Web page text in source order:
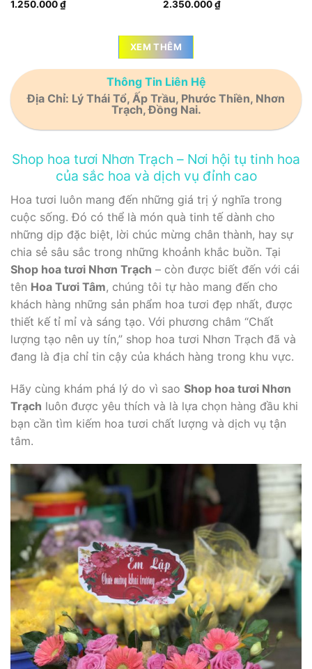
1.250.000₫ 2.350.000₫
XEM THÊM
Thông Tin Liên Hệ
Địa Chỉ: Lý Thái Tổ, Ấp Trầu, Phước Thiền, Nhơn
Trạch, Đồng Nai.
Shop hoa tươi Nhơn Trạch – Nơi hội tụ tinh hoa
của sắc hoa và dịch vụ đỉnh cao
Hoa tươi luôn mang đến những giá trị ý nghĩa trong
cuộc sống. Đó có thể là món quà tinh tế dành cho
những dịp đặc biệt, lời chúc mừng chân thành, hay sự
chia sẻ sâu sắc trong những khoảnh khắc buồn. Tại
Shop hoa tươi Nhơn Trạch – còn được biết đến với cái
tên Hoa Tươi Tâm, chúng tôi tự hào mang đến cho
khách hàng những sản phẩm hoa tươi đẹp nhất, được
thiết kế tỉ mỉ và sáng tạo. Với phương châm “Chất
lượng tạo nên uy tín,” shop hoa tươi Nhơn Trạch đã và
đang là địa chỉ tin cậy của khách hàng trong khu vực.
Hãy cùng khám phá lý do vì sao Shop hoa tươi Nhơn
Trạch luôn được yêu thích và là lựa chọn hàng đầu khi
bạn cần tìm kiếm hoa tươi chất lượng và dịch vụ tận
tâm.